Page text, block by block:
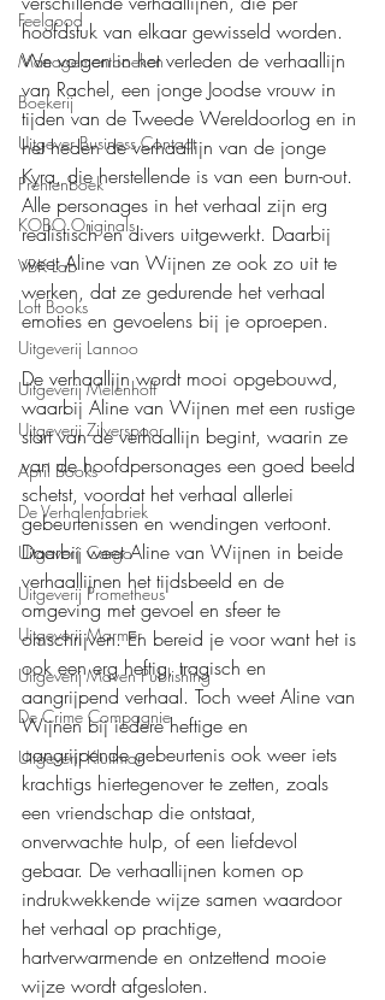
Feelgood
Managementboeken
Boekerij
Uitgever Business Contact
Prentenboek
KOBO Originals
VBK Lab
Loft Books
Uitgeverij Lannoo
Uitgeverij Melenhoff
Uitgeverij Zilverspoor
April Books
De Verhalenfabriek
Uitgeverij Cargo
Uitgeverij Prometheus
Uitgeverij Marmer
Uitgeverij Maven Publishing
De Crime Compagnie
Uitgeverij Kluitman
hoofdstuk van elkaar gewisseld worden.
We volgen in het verleden de verhaallijn
van Rachel, een jonge Joodse vrouw in
tijden van de Tweede Wereldoorlog en in
het heden de verhaallijn van de jonge
Kyra, die herstellende is van een burn-out.
Alle personages in het verhaal zijn erg
realistisch en divers uitgewerkt. Daarbij
weet Aline van Wijnen ze ook zo uit te
werken, dat ze gedurende het verhaal
emoties en gevoelens bij je oproepen.
De verhaallijn wordt mooi opgebouwd,
waarbij Aline van Wijnen met een rustige
start van de verhaallijn begint, waarin ze
van de hoofdpersonages een goed beeld
schetst, voordat het verhaal allerlei
gebeurtenissen en wendingen vertoont.
Daarbij weet Aline van Wijnen in beide
verhaallijnen het tijdsbeeld en de
omgeving met gevoel en sfeer te
omschrijven. En bereid je voor want het is
ook een erg heftig, tragisch en
aangrijpend verhaal. Toch weet Aline van
Wijnen bij iedere heftige en
aangrijpende gebeurtenis ook weer iets
krachtigs hiertegenover te zetten, zoals
een vriendschap die ontstaat,
onverwachte hulp, of een liefdevol
gebaar. De verhaallijnen komen op
indrukwekkende wijze samen waardoor
het verhaal op prachtige,
hartverwarmende en ontzettend mooie
wijze wordt afgesloten.